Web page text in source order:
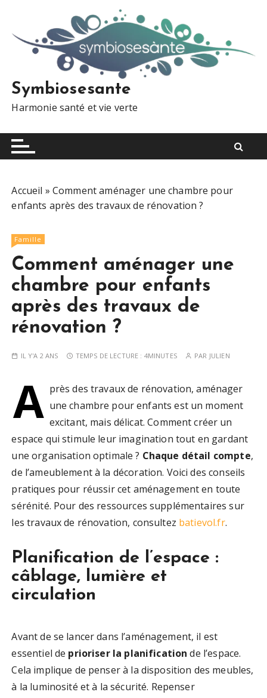
Symbiosesante
Harmonie santé et vie verte
Accueil » Comment aménager une chambre pour
enfants après des travaux de rénovation ?
Famille
Comment aménager une
chambre pour enfants
après des travaux de
rénovation ?
IL Y'A 2 ANS TEMPS DE LECTURE : 4MINUTES PAR JULIEN
A près des travaux de rénovation, aménager
une chambre pour enfants est un moment
excitant, mais délicat. Comment créer un
espace qui stimule leur imagination tout en gardant
une organisation optimale ? Chaque détail compte,
de l’ameublement à la décoration. Voici des conseils
pratiques pour réussir cet aménagement en toute
sérénité. Pour des ressources supplémentaires sur
les travaux de rénovation, consultez batievol.fr.
Planification de l’espace :
câblage, lumière et
circulation
Avant de se lancer dans l’aménagement, il est
essentiel de prioriser la planification de l’espace.
Cela implique de penser à la disposition des meubles,
à la luminosité et à la sécurité. Repenser